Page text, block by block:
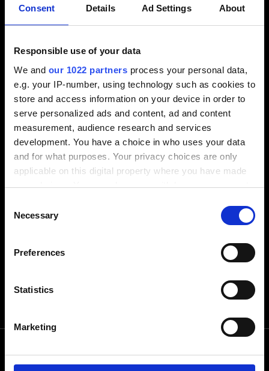
Consent Details Ad Settings About
Responsible use of your data
We and our 1022 partners process your personal data,
e.g. your IP-number, using technology such as cookies to
store and access information on your device in order to
serve personalized ads and content, ad and content
measurement, audience research and services
development. You have a choice in who uses your data
and for what purposes. Your privacy choices are only
applicable on this digital property where you have made
your choices. You can change or withdraw your consent
the Privacy trigger icon.
Collect information about your geographical
meters
Identify your device by actively scanning it for
Find out more about how your personal data is processed
Selection
Necessary
Preferences
Statistics
Marketing
載には、Tebis Technische Informationssysteme AG
の明確な書面による許可が必要です。
Design and Realization
valantic DXA GmbH
Birketweg 21
80639 München
Deutschland
mail@dxa.valantic.com
www.dgtls.com